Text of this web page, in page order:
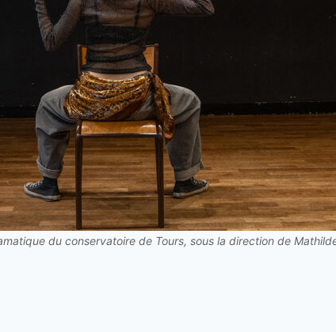
du conservatoire de Tours, sous la direction de